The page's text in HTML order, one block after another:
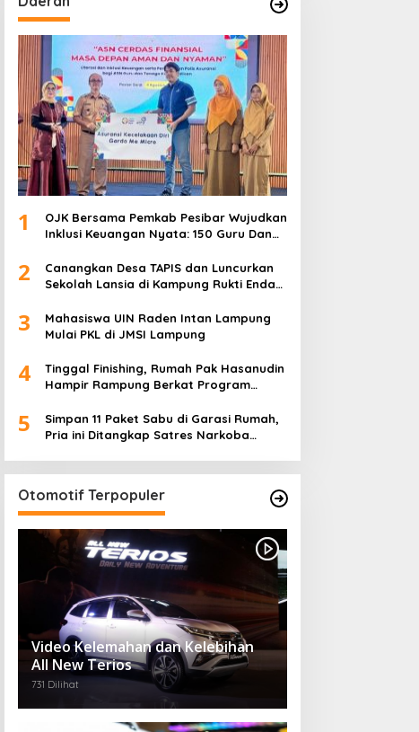
1
OJK Bersama Pemkab Pesibar Wujudkan
Inklusi Keuangan Nyata: 150 Guru Dan
Jiwa
2
Canangkan Desa TAPIS dan Luncurkan
Sekolah Lansia di Kampung Rukti Endah,
Pembangunan SDM Dimulai dari Desa
3
Mahasiswa UIN Raden Intan Lampung
Mulai PKL di JMSI Lampung
4
Tinggal Finishing, Rumah Pak Hasanudin
Hampir Rampung Berkat Program
Desa)
5
Simpan 11 Paket Sabu di Garasi Rumah,
Pria ini Ditangkap Satres Narkoba
Otomotif Terpopuler
Video Kelemahan dan Kelebihan
All New Terios
731 Dilihat